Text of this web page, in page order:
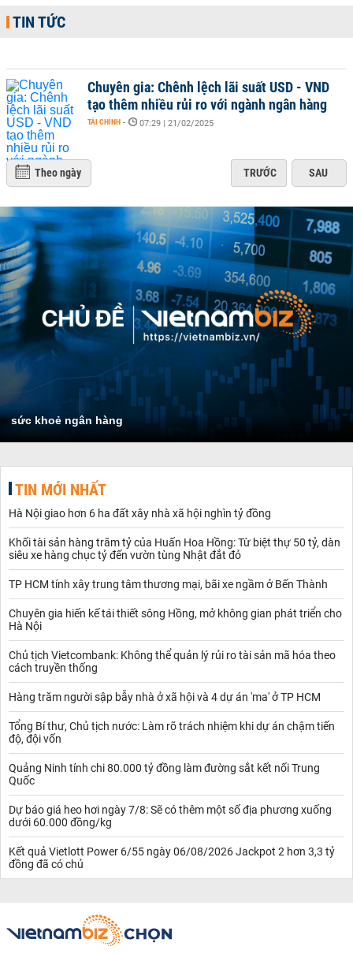
TIN TỨC
Chuyên gia: Chênh lệch lãi suất USD - VND
tạo thêm nhiều rủi ro với ngành ngân hàng
TÀI CHÍNH - 07:29 | 21/02/2025
Theo ngày TRƯỚC SAU
sức khoẻ ngân hàng
TIN MỚI NHẤT
Hà Nội giao hơn 6 ha đất xây nhà xã hội nghìn tỷ đồng
Khối tài sản hàng trăm tỷ của Huấn Hoa Hồng: Từ biệt thự 50 tỷ, dàn
siêu xe hàng chục tỷ đến vườn tùng Nhật đắt đỏ
TP HCM tính xây trung tâm thương mại, bãi xe ngầm ở Bến Thành
Chuyên gia hiến kế tái thiết sông Hồng, mở không gian phát triển cho
Hà Nội
Chủ tịch Vietcombank: Không thể quản lý rủi ro tài sản mã hóa theo
cách truyền thống
Hàng trăm người sập bẫy nhà ở xã hội và 4 dự án 'ma' ở TP HCM
Tổng Bí thư, Chủ tịch nước: Làm rõ trách nhiệm khi dự án chậm tiến
độ, đội vốn
Quảng Ninh tính chi 80.000 tỷ đồng làm đường sắt kết nối Trung
Quốc
Dự báo giá heo hơi ngày 7/8: Sẽ có thêm một số địa phương xuống
dưới 60.000 đồng/kg
Kết quả Vietlott Power 6/55 ngày 06/08/2026 Jackpot 2 hơn 3,3 tỷ
đồng đã có chủ